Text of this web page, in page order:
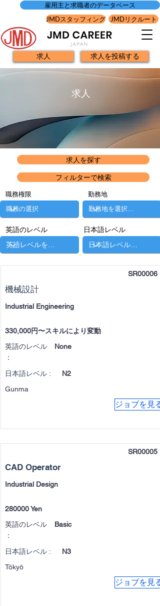
JMDスタッフィング JMDリクルート
求人 求人を投稿する
雇用主と求職者のデータベース
求人
求人を探す
フィルターで検索
職務権限 勤務地
英語のレベル 日本語レベル
SR00006
機械設計
Industrial Engineering
330,000円〜スキルにより変動
英語のレベル
：
None
日本語レベル :
N2
Gunma
ジョブを見る
SR00005
CAD Operator
Industrial Design
280000 Yen
英語のレベル
：
Basic
日本語レベル :
N3
Tōkyō
ジョブを見る